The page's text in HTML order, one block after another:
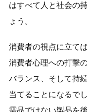
はすべて人と社会の
ょう。
消費者の視点に立て
消費者心理への打撃
バランス、そして持
当てることになるで
需品ではない製品を